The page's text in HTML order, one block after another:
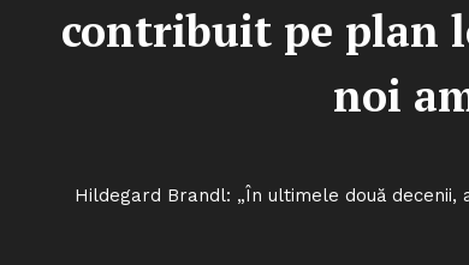
contribuit pe plan
noi
Hildegard Brandl: „În ultimele două